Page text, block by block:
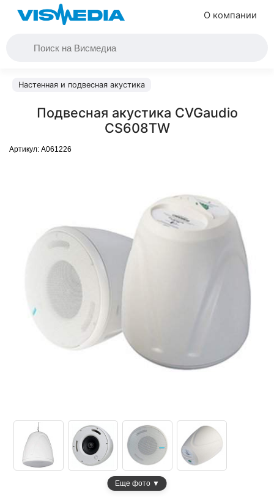
О компании
Настенная и подвесная акустика
Подвесная акустика CVGaudio
CS608TW
Артикул: A061226
Еще фото ▼